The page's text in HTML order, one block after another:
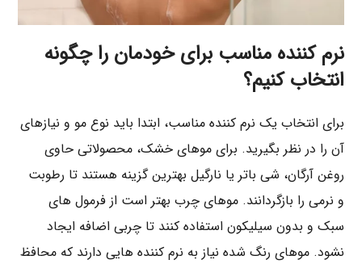
نرم ‌کننده مناسب برای خودمان را چگونه
انتخاب کنیم؟
برای انتخاب یک نرم ‌کننده مناسب، ابتدا باید نوع مو و نیازهای
آن را در نظر بگیرید. برای موهای خشک، محصولاتی حاوی
روغن آرگان، شی ‌باتر یا نارگیل بهترین گزینه هستند تا رطوبت
و نرمی را بازگردانند. موهای چرب بهتر است از فرمول‌ های
سبک و بدون سیلیکون استفاده کنند تا چربی اضافه ایجاد
نشود. موهای رنگ ‌شده نیاز به نرم ‌کننده ‌هایی دارند که محافظ